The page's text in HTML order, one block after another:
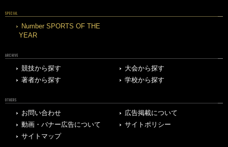
SPECIAL
Number SPORTS OF THE
YEAR
ARCHIVE
競技から探す
大会から探す
著者から探す
学校から探す
OTHERS
お問い合わせ
広告掲載について
動画・バナー広告について
サイトポリシー
サイトマップ